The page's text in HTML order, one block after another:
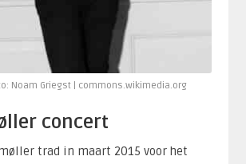
Noam Griegst | commons.wikimedia.org
concert
trad in maart 2015 voor het